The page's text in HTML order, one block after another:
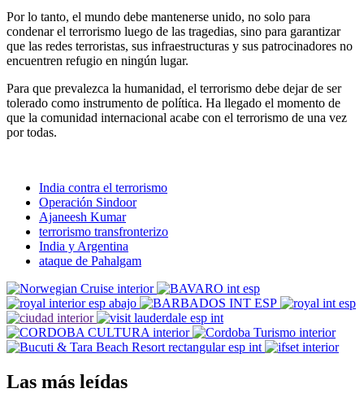
Por lo tanto, el mundo debe mantenerse unido, no solo para
condenar el terrorismo luego de las tragedias, sino para garantizar
que las redes terroristas, sus infraestructuras y sus patrocinadores no
encuentren refugio en ningún lugar.
Para que prevalezca la humanidad, el terrorismo debe dejar de ser
tolerado como instrumento de política. Ha llegado el momento de
que la comunidad internacional acabe con el terrorismo de una vez
por todas.
India contra el terrorismo
Operación Sindoor
Ajaneesh Kumar
terrorismo transfronterizo
India y Argentina
ataque de Pahalgam
Las más leídas